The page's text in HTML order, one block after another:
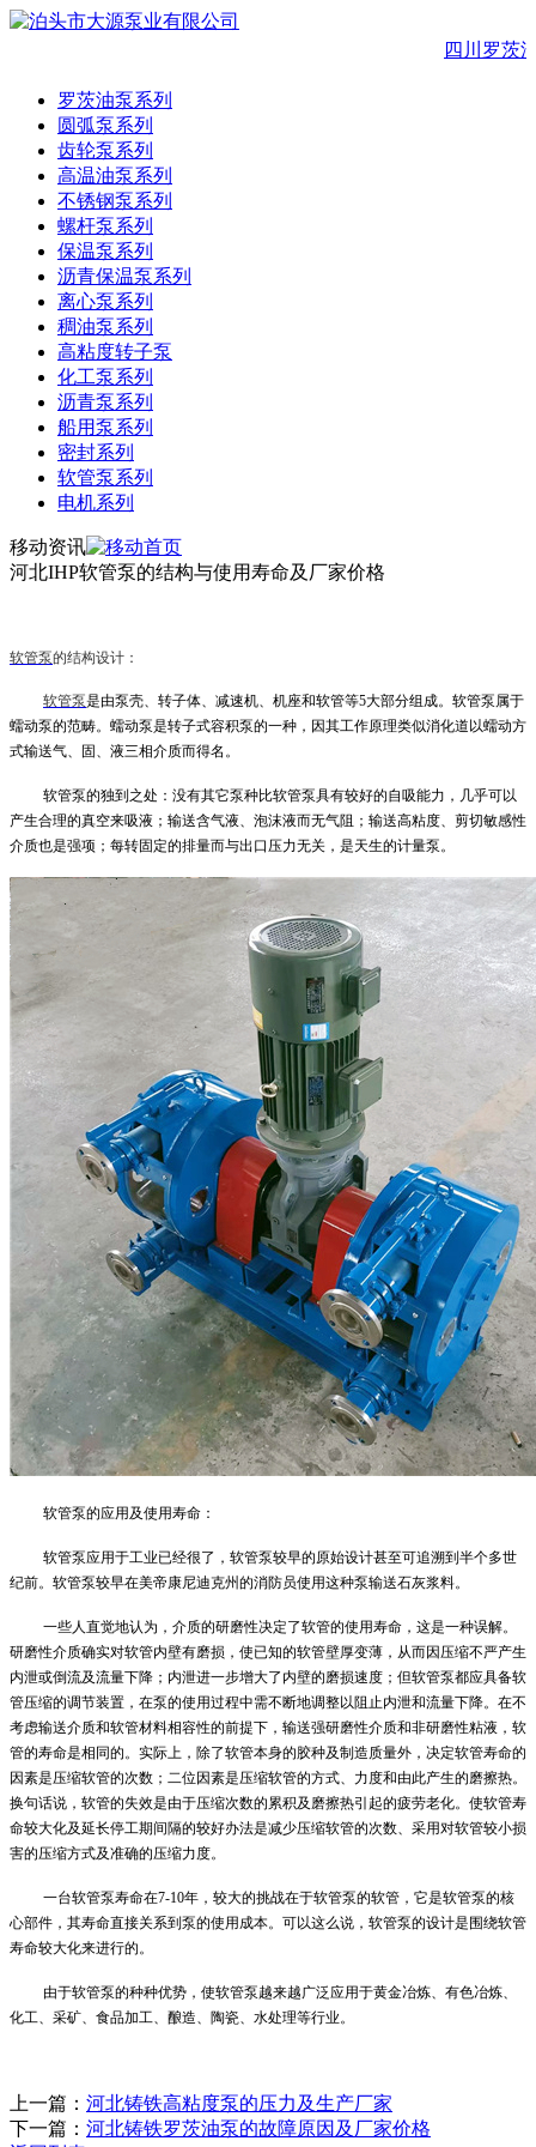
四川罗茨
罗茨油泵系列
圆弧泵系列
齿轮泵系列
高温油泵系列
不锈钢泵系列
螺杆泵系列
保温泵系列
沥青保温泵系列
离心泵系列
稠油泵系列
高粘度转子泵
化工泵系列
沥青泵系列
船用泵系列
密封系列
软管泵系列
电机系列
移动资讯
河北IHP软管泵的结构与使用寿命及厂家价格
软管泵的结构设计：
软管泵是由泵壳、转子体、减速机、机座和软管等5大部分组成。 软管泵属于
蠕动泵的范畴。蠕动泵是转子式容积泵的一种，因其工作原理类似消化道以蠕动方
式输送气、固、液三相介质而得名。
软管泵的独到之处：没有其它泵种比软管泵具有较好的自吸能力，几乎可以
产生合理的真空来吸液；输送含气液、泡沫液而无气阻；输送高粘度、剪切敏感性
介质也是强项；每转固定的排量而与出口压力无关，是天生的计量泵。
软管泵的应用 及使用寿命 ：
软管泵应用于工业已经很了， 软管泵较早的原始设计甚至可追溯到半个多世
纪前。 软管泵较早在美帝康尼迪克州的消防员使用这种泵输送石灰浆料。
一些人直觉地认为，介质的研磨性决定了软管的使用寿命，这是一种误解。
研磨性介质确实对软管内壁有磨损，使已知的软管壁厚变薄，从而因压缩不严产生
内泄或倒流及流量下降；内泄进一步增大了内壁的磨损速度；但软管泵都应具备软
管压缩的调节装置，在泵的使用过程中需不断地调整以阻止内泄和流量下降。在不
考虑输送介质和软管材料相容性的前提下，输送强研磨性介质和非研磨性粘液，软
管的寿命是相同的。实际上，除了软管本身的胶种及制造质量外，决定软管寿命的
因素是压缩软管的次数；二位因素是压缩软管的方式、力度和由此产生的磨擦热。
换句话说，软管的失效是由于压缩次数的累积及磨擦热引起的疲劳老化。使软管寿
命较大化及延长停工期间隔的较好办法是减少压缩软管的次数、采用对软管较小损
害的压缩方式及准确的压缩力度。
一台软管泵寿命在7-10年，较大的挑战在于软管泵的软管，它是软管泵的核
心部件，其寿命直接关系到泵的使用成本。可以这么说， 软管泵的设计是围绕软管
寿命较大化来进行的。
由于软管泵的种种优势，使软管泵越来越广泛应用于黄金冶炼、有色冶炼、
化工、采矿、食品加工、酿造、陶瓷、水处理等行业。
上一篇： 河北铸铁高粘度泵的压力及生产厂家
下一篇： 河北铸铁罗茨油泵的故障原因及厂家价格